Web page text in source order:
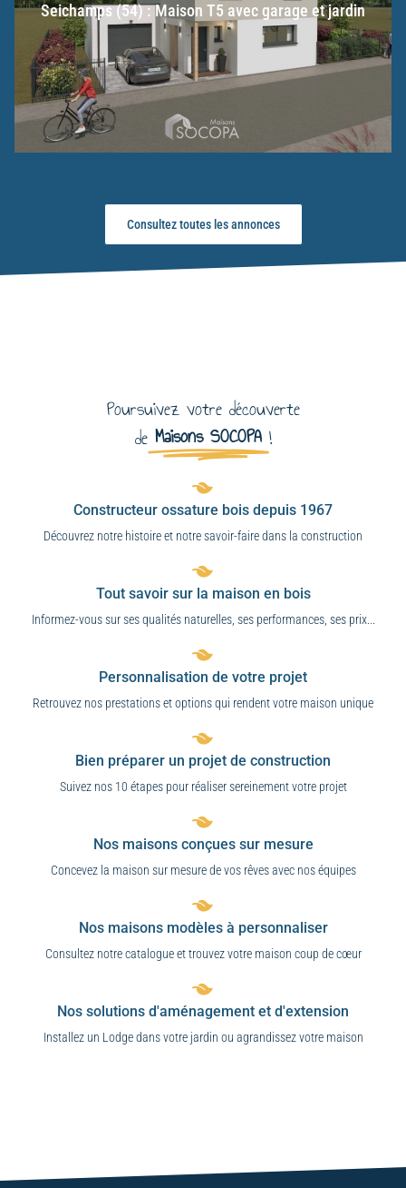
Seichamps (54) : Maison T5 avec garage et jardin
Consultez toutes les annonces
Poursuivez votre découverte
de Maisons SOCOPA !
Constructeur ossature bois depuis 1967
Découvrez notre histoire et notre savoir-faire dans la construction
Tout savoir sur la maison en bois
Informez-vous sur ses qualités naturelles, ses performances, ses prix...
Personnalisation de votre projet
Retrouvez nos prestations et options qui rendent votre maison unique
Bien préparer un projet de construction
Suivez nos 10 étapes pour réaliser sereinement votre projet
Nos maisons conçues sur mesure
Concevez la maison sur mesure de vos rêves avec nos équipes
Nos maisons modèles à personnaliser
Consultez notre catalogue et trouvez votre maison coup de cœur
Nos solutions d'aménagement et d'extension
Installez un Lodge dans votre jardin ou agrandissez votre maison